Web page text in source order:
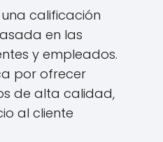
una calificación
en las
y empleados.
por ofrecer
de alta calidad,
al cliente